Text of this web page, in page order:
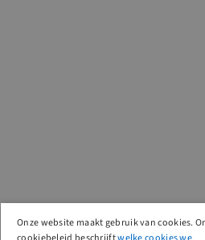
Onze website maakt gebruik van cookies.